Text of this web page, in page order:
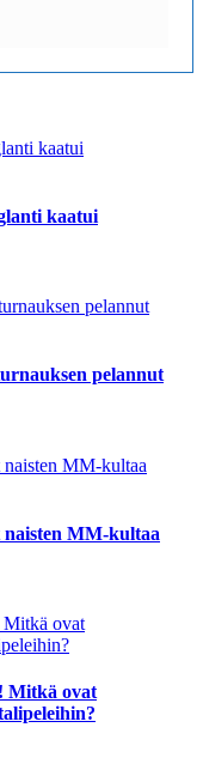
kaatui
pelannut
MM-kultaa
Mitkä ovat